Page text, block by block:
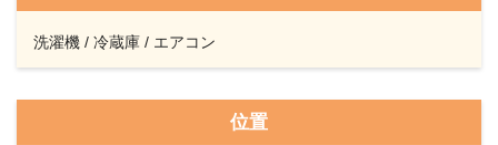
洗濯機 / 冷蔵庫 / エアコン
位置